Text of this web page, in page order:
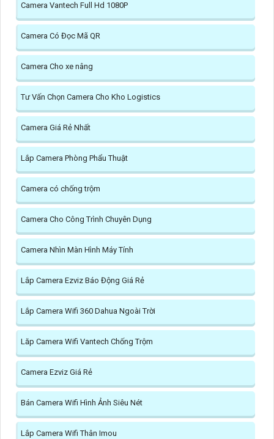
Camera Vantech Full Hd 1080P
Camera Có Đọc Mã QR
Camera Cho xe nâng
Tư Vấn Chọn Camera Cho Kho Logistics
Camera Giá Rẻ Nhất
Lắp Camera Phòng Phẩu Thuật
Camera có chống trộm
Camera Cho Công Trình Chuyên Dụng
Camera Nhìn Màn Hình Máy Tính
Lắp Camera Ezviz Báo Động Giá Rẻ
Lắp Camera Wifi 360 Dahua Ngoài Trời
Lăp Camera Wifi Vantech Chống Trộm
Camera Ezviz Giá Rẻ
Bán Camera Wifi Hình Ảnh Siêu Nét
Lắp Camera Wifi Thân Imou